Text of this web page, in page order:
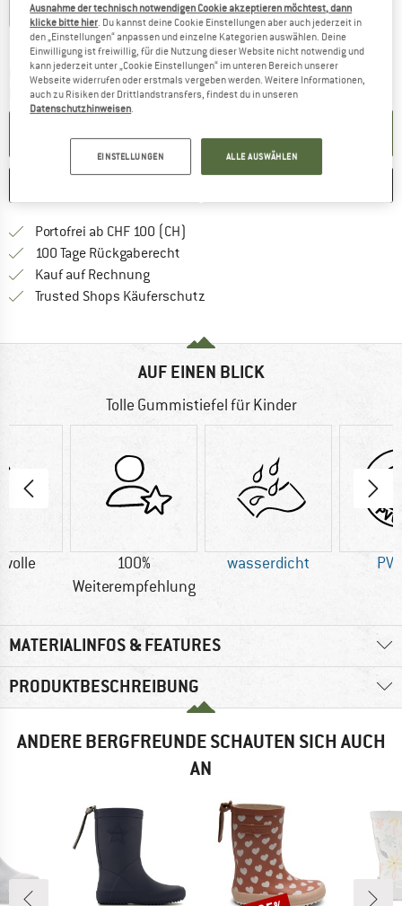
EU37 EU38
Grössentabelle
Lieferzeit: 3-5 WerktageDer Link öffnet sich in einer Infobox und
Menge:
IN DEN WARENKORB
Portofrei ab CHF 100 (CH)
100 Tage Rückgaberecht
Kauf auf RechnungFinde die Zahlungs-Infos hier! Öffnet
Trusted Shops Käuferschutz
AUF EINEN BLICK
Tolle Gummistiefel für Kinder
100%
Weiterempfehlung
wasserdicht
MATERIALINFOS & FEATURES
PRODUKTBESCHREIBUNG
ANDERE BERGFREUNDE SCHAUTEN SICH AUCH
AN
Ausnahme der technisch notwendigen Cookie akzeptieren möchtest, dann
klicke bitte hier. Du kannst deine Cookie Einstellungen aber auch jederzeit in
den „Einstellungen“ anpassen und einzelne Kategorien auswählen. Deine
Einwilligung ist freiwillig, für die Nutzung dieser Website nicht notwendig und
kann jederzeit unter „Cookie Einstellungen“ im unteren Bereich unserer
Webseite widerrufen oder erstmals vergeben werden. Weitere Informationen,
auch zu Risiken der Drittlandstransfers, findest du in unseren
Datenschutzhinweisen.
EINSTELLUNGEN ALLE AUSWÄHLEN